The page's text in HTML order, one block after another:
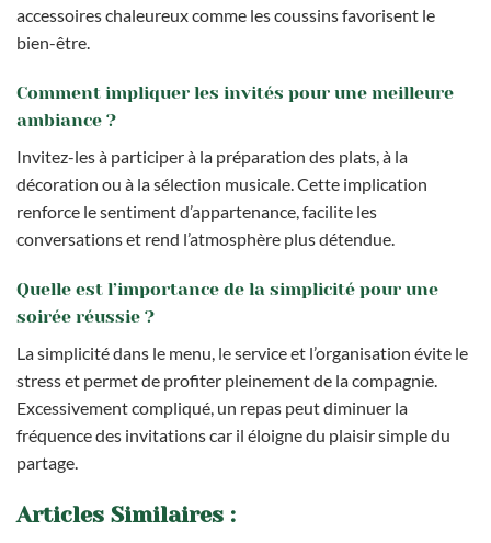
accessoires chaleureux comme les coussins favorisent le
bien-être.
Comment impliquer les invités pour une meilleure
ambiance ?
Invitez-les à participer à la préparation des plats, à la
décoration ou à la sélection musicale. Cette implication
renforce le sentiment d’appartenance, facilite les
conversations et rend l’atmosphère plus détendue.
Quelle est l’importance de la simplicité pour une
soirée réussie ?
La simplicité dans le menu, le service et l’organisation évite le
stress et permet de profiter pleinement de la compagnie.
Excessivement compliqué, un repas peut diminuer la
fréquence des invitations car il éloigne du plaisir simple du
partage.
Articles Similaires :